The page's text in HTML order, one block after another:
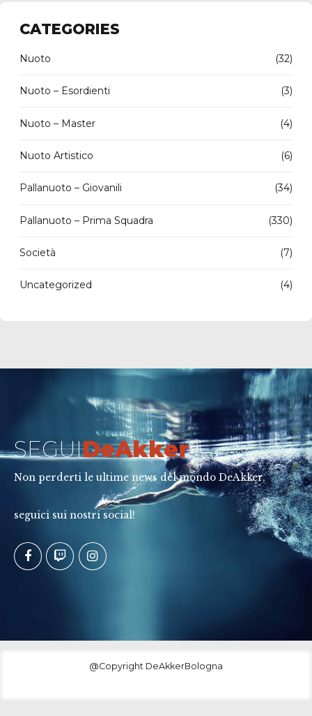
CATEGORIES
Nuoto (32)
Nuoto – Esordienti (3)
Nuoto – Master (4)
Nuoto Artistico (6)
Pallanuoto – Giovanili (34)
Pallanuoto – Prima Squadra (330)
Società (7)
Uncategorized (4)
SEGUIDeAkker
Non perderti le ultime news del mondo DeAkker,
seguici sui nostri social!
@Copyright DeAkkerBologna